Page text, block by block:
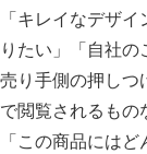
「キレイなデザイ
りたい」「自社の
売り手側の押しつ
で閲覧されるもの
「この商品には